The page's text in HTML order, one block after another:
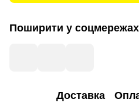
Поширити у соцмережах
Доставка